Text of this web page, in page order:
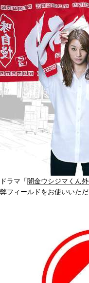
ドラマ「闇金ウシジマくん
弊フィールドをお使いいただ